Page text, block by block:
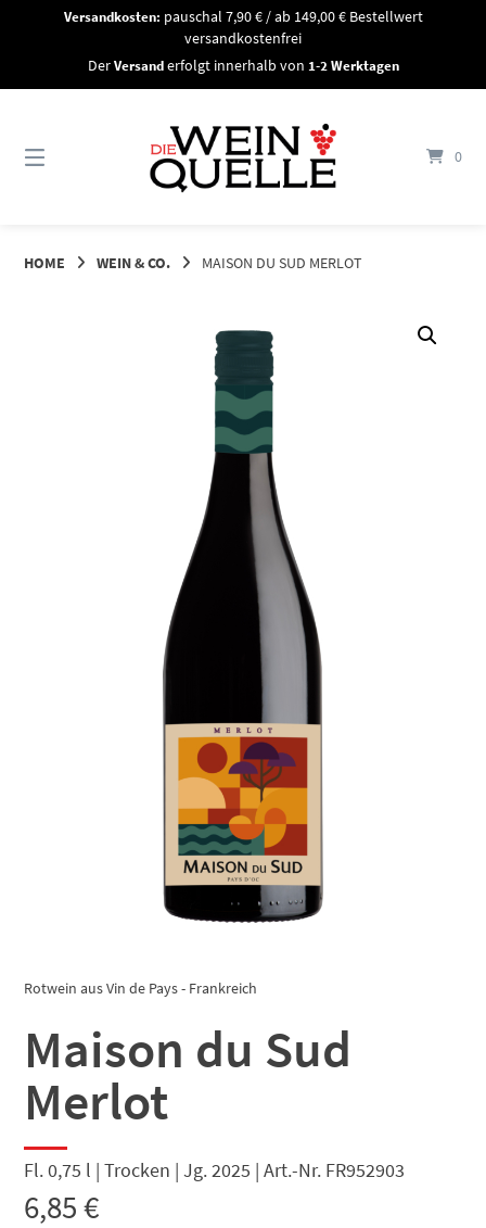
Versandkosten: pauschal 7,90 € / ab 149,00 € Bestellwert
versandkostenfrei
DerVersanderfolgt innerhalb von 1-2 Werktagen
0
HOME WEIN & CO. MAISON DU SUD MERLOT
Rotwein aus Vin de Pays - Frankreich
Maison du Sud
Merlot
Fl. 0,75 l | Trocken | Jg. 2025 | Art.-Nr. FR952903
6,85€